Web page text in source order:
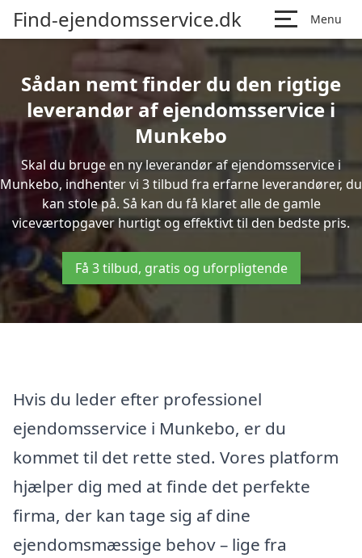
Find-ejendomsservice.dk Menu
Sådan nemt finder du den rigtige
leverandør af ejendomsservice i
Munkebo
Skal du bruge en ny leverandør af ejendomsservice i
Munkebo, indhenter vi 3 tilbud fra erfarne leverandører, du
kan stole på. Så kan du få klaret alle de gamle
viceværtopgaver hurtigt og effektivt til den bedste pris.
Få 3 tilbud, gratis og uforpligtende
Hvis du leder efter professionel
ejendomsservice i Munkebo, er du
kommet til det rette sted. Vores platform
hjælper dig med at finde det perfekte
firma, der kan tage sig af dine
ejendomsmæssige behov – lige fra